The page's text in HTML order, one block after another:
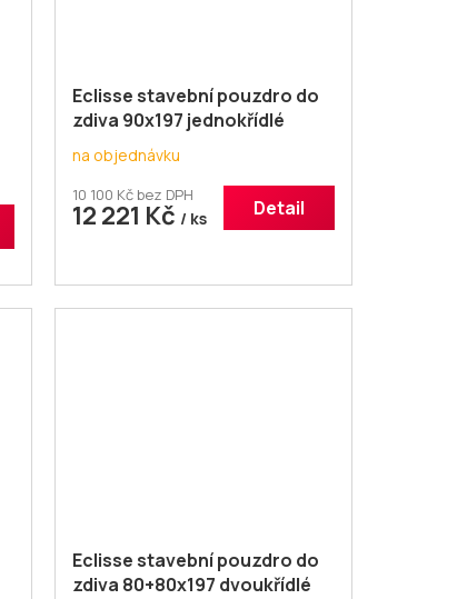
Eclisse stavební pouzdro do
zdiva 90x197 jednokřídlé
na objednávku
10 100 Kč bez DPH
12 221 Kč / ks Detail
Eclisse stavební pouzdro do
zdiva 80+80x197 dvoukřídlé